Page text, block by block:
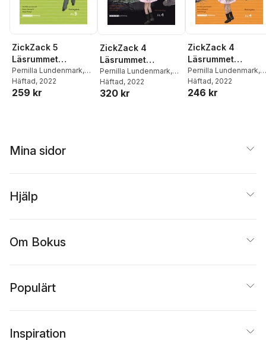
ZickZack 5
Läsrummet
Övningsbok,
version 2
Pernilla Lundenmark,
Anna Modigh
Lönnqvist
Häftad, 2022
259 kr
ZickZack 4
Läsrummet
Textsamling,
version 2
Pernilla Lundenmark,
Anna Modigh
Lönnqvist
Häftad, 2022
320 kr
ZickZack 4
Läsrummet
Övningsbok,
version 2
Pernilla Lundenmark,
Anna Modigh
Lönnqvist
Häftad, 2022
246 kr
Mina sidor
Hjälp
Om Bokus
Populärt
Inspiration